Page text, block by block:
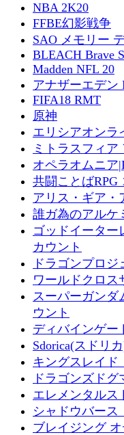
NBA 2K20
FFBE幻影戦争
SAO メモリー
BLEACH Brave
Madden NFL 20
アナザーエデン
FIFA18 RMT
原神
エリシアオンラ
ミトラスフィア
オペラオムニア
共闘ことばRPG
アリス・ギア・
誰ガ為のアルケ
ゴッドイーター
カウント
ドラゴンプロ
ワールドクロス
スーパーガンダ
ウント
ディバインゲー
Sdorica(スドリ
キングスレイド
ドラゴンズド
エレメンタルス
シャドウバース
ブレイジング